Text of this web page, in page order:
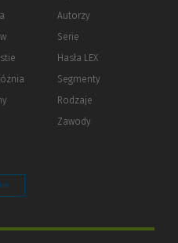
(Nowe
(Link
innej
strony)
Autorzy
Serie
Hasła LEX
Segmenty
Rodzaje
Zawody